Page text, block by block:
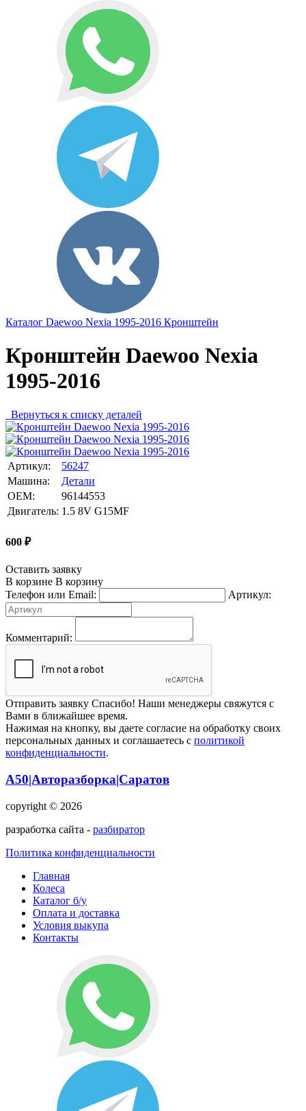
Каталог Daewoo Nexia 1995-2016 Кронштейн
Кронштейн Daewoo Nexia
1995-2016
Вернуться к списку деталей
Артикул:
56247
Машина:
Детали
OEM:
96144553
Двигатель: 1.5 8V G15MF
600 ₽
Оставить заявку
В корзине В корзину
Телефон или Email:
Артикул:
Комментарий:
Отправить заявку Спасибо! Наши менеджеры свяжутся с
Вами в ближайшее время.
Нажимая на кнопку, вы даете согласие на обработку своих
персональных данных и соглашаетесь с политикой
конфиденциальности.
А50|Авторазборка|Саратов
copyright © 2026
разработка сайта - разбиратор
Политика конфиденциальности
Главная
Колеса
Каталог б/у
Оплата и доставка
Условия выкупа
Контакты